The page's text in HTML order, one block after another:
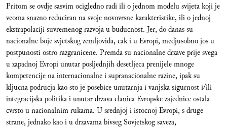
Pritom se ovdje sasvim ocigledno radi ili o jednom modelu svijeta koji je
veoma snazno reduciran na svoje novovrsne karakteristike, ili o jednoj
ekstrapolaciji suvremenog razvoja u buducnost. Jer, do danas su
nacionalne boje svjetskog zemljovida, cak i u Evropi, medjusobno jos u
postpunosti ostro razgranicene. Premda su nacionalne drzave prije svega
u zapadnoj Evropi unutar posljednjih desetljeca prenijele mnoge
kompetencije na internacionalne i supranacionalne razine, ipak su
kljucna podrucja kao sto je posebice unutarnja i vanjska sigurnost i/ili
integracijska politika i unutar drzava clanica Evropske zajednice ostala
cvrsto u nacionalnim rukama. U srednjoj i istocnoj Evropi, s druge
strane, jednako kao i u drzavama bivseg Sovjetskog saveza,